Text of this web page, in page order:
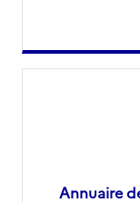
Annuaire